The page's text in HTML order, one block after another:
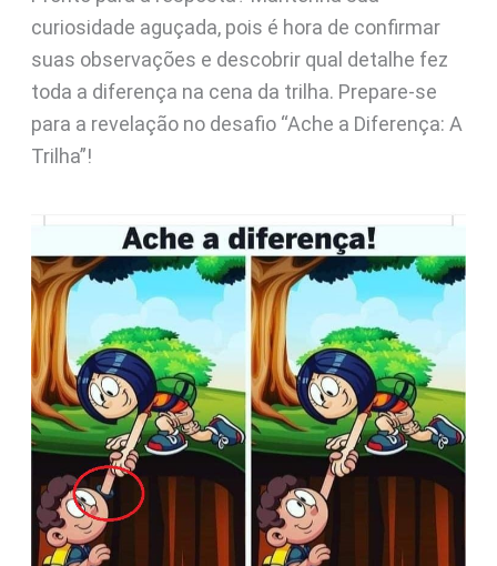
curiosidade aguçada, pois é hora de confirmar
suas observações e descobrir qual detalhe fez
toda a diferença na cena da trilha. Prepare-se
para a revelação no desafio “Ache a Diferença: A
Trilha”!